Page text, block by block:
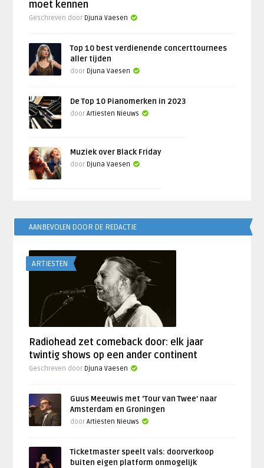
moet kennen
Geschreven door Djuna Vaesen
Top 10 best verdienende concerttournees
aller tijden
door Djuna Vaesen
De Top 10 Pianomerken in 2023
doorArtiesten Nieuws
Muziek over Black Friday
door Djuna Vaesen
AANBEVOLEN DOOR DE REDACTIE
ARTIESTEN
Radiohead zet comeback door: elk jaar
twintig shows op een ander continent
Geschreven door Djuna Vaesen
Guus Meeuwis met ‘Tour van Twee’ naar
Amsterdam en Groningen
doorArtiesten Nieuws
Ticketmaster speelt vals: doorverkoop
buiten eigen platform onmogelijk